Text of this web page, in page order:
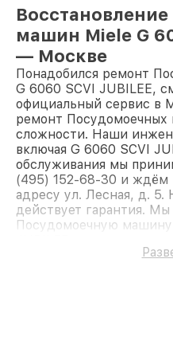
машин Miele G
— Москве
Понадобился ремонт
G 6060 SCVI JUBILEE,
официальный сервис в
ремонт
сложности. Наши
включая G 6060 SCVI
обслуживания мы
(495) 152-68-30 и ждём
адресу ул. Лесная, д. 5.
действует гарантия.
Посудомоечную машину